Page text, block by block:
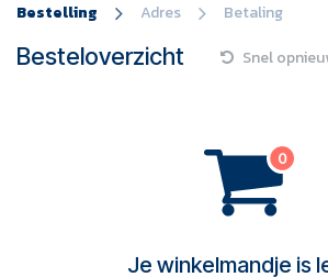
Bestelling Adres Betaling
Besteloverzicht Snel
Je winkelmandje is